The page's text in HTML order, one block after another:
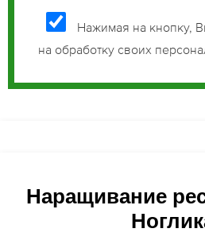
Нажимая на кнопку,
на обработку своих
Наращивание